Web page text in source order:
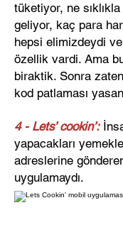
tüketiyor, ne
geliyor, kaç para
hepsi elimizdeydi
özellik vardi. Ama
biraktik. Sonra
kod patlaması
4 - Lets’ cookin’:
yapacakları
adreslerine
uygulamaydı.